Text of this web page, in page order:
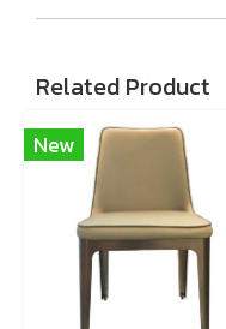
Related Product
New